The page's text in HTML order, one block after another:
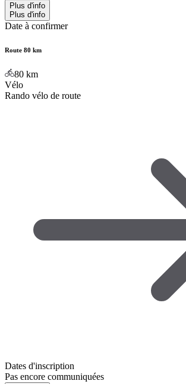
Plus d'info
Plus d'info
Date à confirmer
Route 80 km
80 km
Vélo
Rando vélo de route
Dates d'inscription
Pas encore communiquées